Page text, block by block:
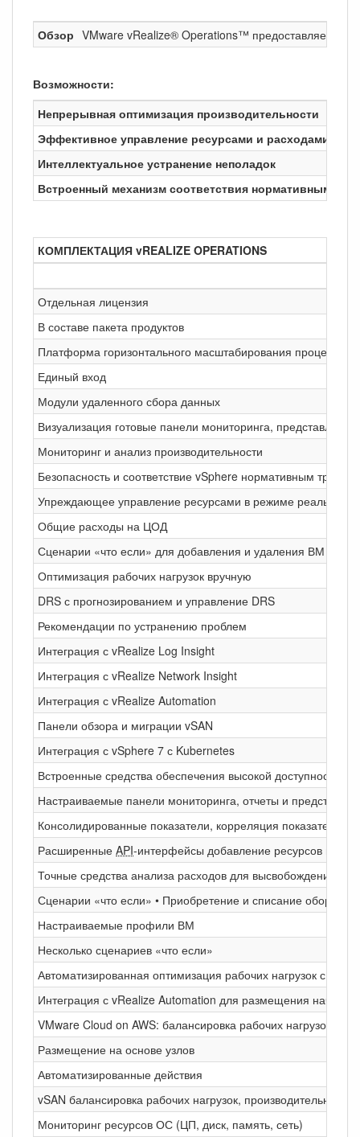
Обзор VMware vRealize® Operations™ предоставляет
Возможности:
Непрерывная оптимизация производительности
Эффективное управление ресурсами и расходами
Интеллектуальное устранение неполадок
Встроенный механизм соответствия нормативным
КОМПЛЕКТАЦИЯ vREALIZE OPERATIONS
Отдельная лицензия
В составе пакета продуктов
Платформа горизонтального масштабирования процессов
Единый вход
Модули удаленного сбора данных
Визуализация готовые панели мониторинга,
Мониторинг и анализ производительности
Безопасность и соответствие vSphere нормативным
Упреждающее управление ресурсами в режиме
Общие расходы на ЦОД
Сценарии «что если» для добавления и удаления ВМ
Оптимизация рабочих нагрузок вручную
DRS с прогнозированием и управление DRS
Рекомендации по устранению проблем
Интеграция с vRealize Log Insight
Интеграция с vRealize Network Insight
Интеграция с vRealize Automation
Панели обзора и миграции vSAN
Интеграция с vSphere 7 с Kubernetes
Встроенные средства обеспечения высокой доступности
Настраиваемые панели мониторинга, отчеты и
Консолидированные показатели, корреляция показателей,
Расширенные API-интерфейсы добавление ресурсов и
Точные средства анализа расходов для высвобождения
Сценарии «что если» • Приобретение и списание
Настраиваемые профили ВМ
Несколько сценариев «что если»
Автоматизированная оптимизация рабочих нагрузок с
Интеграция с vRealize Automation для размещения
VMware Cloud on AWS: балансировка рабочих нагрузок,
Размещение на основе узлов
Автоматизированные действия
vSAN балансировка рабочих нагрузок,
Мониторинг ресурсов ОС (ЦП, диск, память, сеть)